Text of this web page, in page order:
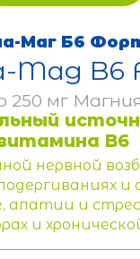
Маг Б6
Mag B6
250 мг
B6
нервной
и
апатии и
и